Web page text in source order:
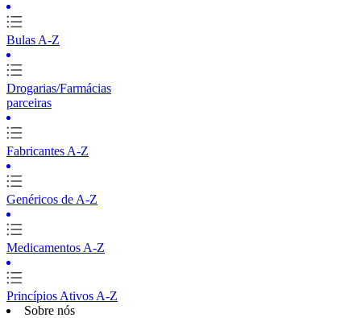
Bulas A-Z
Drogarias/Farmácias
parceiras
Fabricantes A-Z
Genéricos de A-Z
Medicamentos A-Z
Princípios Ativos A-Z
Sobre nós